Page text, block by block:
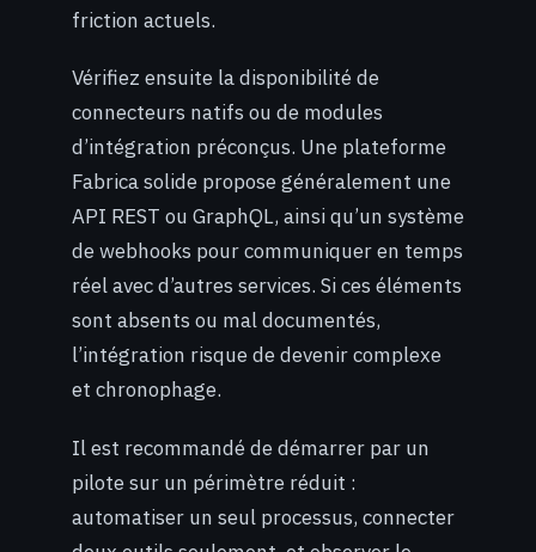
friction actuels.
Vérifiez ensuite la disponibilité de
connecteurs natifs ou de modules
d’intégration préconçus. Une plateforme
Fabrica solide propose généralement une
API REST ou GraphQL, ainsi qu’un système
de webhooks pour communiquer en temps
réel avec d’autres services. Si ces éléments
sont absents ou mal documentés,
l’intégration risque de devenir complexe
et chronophage.
Il est recommandé de démarrer par un
pilote sur un périmètre réduit :
automatiser un seul processus, connecter